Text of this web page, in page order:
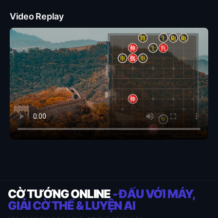
Video Replay
CỜ TƯỚNG ONLINE- ĐẤU VỚI MÁY,
GIẢI CỜ THẾ & LUYỆN AI